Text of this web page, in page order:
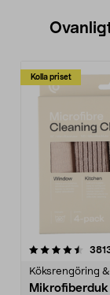
Kolla priset
Köksrengöring
4.0av 5